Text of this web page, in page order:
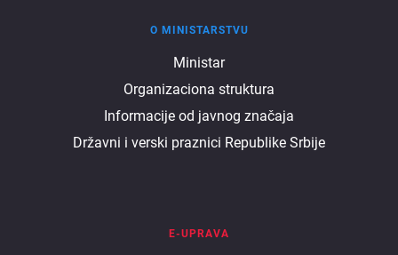
ministarstvu
O MINISTARSTVU
Ministar
Organizaciona struktura
Informacije od javnog značaja
Državni i verski praznici Republike Srbije
E-UPRAVA